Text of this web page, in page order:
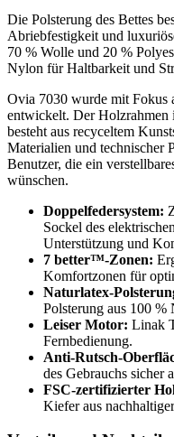
Die Polsterung des Bettes
Abriebfestigkeit und
70 % Wolle und 20 %
Nylon für Haltbarkeit und
Ovia 7030 wurde mit
entwickelt. Der Holzrahmen
besteht aus recyceltem
Materialien und technischer
Benutzer, die ein
wünschen.
Doppelfedersystem:
Sockel des
Unterstützung und
7 better™-Zonen:
Komfortzonen für
Naturlatex-
Polsterung aus 100 %
Leiser Motor: Linak
Fernbedienung.
Anti-Rutsch-
des Gebrauchs sicher
FSC-zertifizierter
Kiefer aus